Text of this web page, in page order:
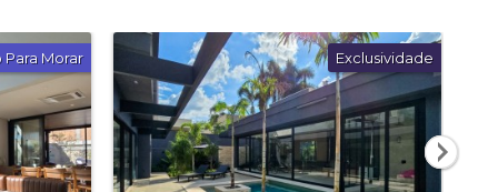
Para Morar Exclusividade